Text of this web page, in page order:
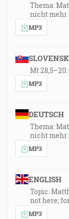
Thema:
nicht mehr
MP3
Mt
MP3
DEUTSCH
Thema:
nicht mehr
MP3
ENGLISH
Topic:
not here;
MP3